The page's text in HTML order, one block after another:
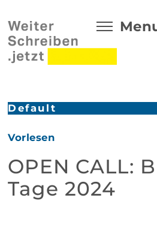
Default
Vorlesen
OPEN CALL:
Tage 2024